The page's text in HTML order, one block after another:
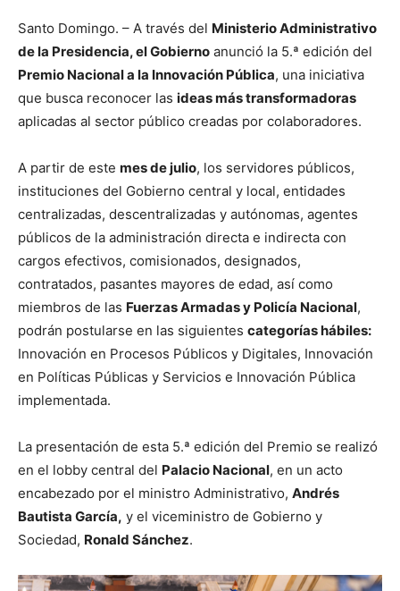
Santo Domingo. – A través del Ministerio Administrativo
de la Presidencia, el Gobierno anunció la 5.ª edición del
Premio Nacional a la Innovación Pública, una iniciativa
que busca reconocer las ideas más transformadoras
aplicadas al sector público creadas por colaboradores.
A partir de este mes de julio, los servidores públicos,
instituciones del Gobierno central y local, entidades
centralizadas, descentralizadas y autónomas, agentes
públicos de la administración directa e indirecta con
cargos efectivos, comisionados, designados,
contratados, pasantes mayores de edad, así como
miembros de las Fuerzas Armadas y Policía Nacional,
podrán postularse en las siguientes categorías hábiles:
Innovación en Procesos Públicos y Digitales, Innovación
en Políticas Públicas y Servicios e Innovación Pública
implementada.
La presentación de esta 5.ª edición del Premio se realizó
en el lobby central del Palacio Nacional, en un acto
encabezado por el ministro Administrativo, Andrés
Bautista García, y el viceministro de Gobierno y
Sociedad, Ronald Sánchez.